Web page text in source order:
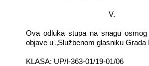
V.
Ova odluka stupa na snagu
objave u „Službenom glasniku Grada
KLASA: UP/I-363-01/19-01/06